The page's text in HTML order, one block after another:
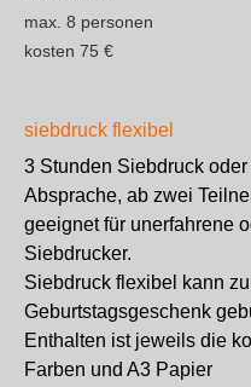
max. 8 personen
kosten 75 €
siebdruck flexibel
3 Stunden Siebdruck
Absprache, ab zwei
geeignet für unerfahrene
Siebdrucker.
Siebdruck flexibel kann
Geburtstagsgeschenk
Enthalten ist jeweils die
Farben und A3 Papier